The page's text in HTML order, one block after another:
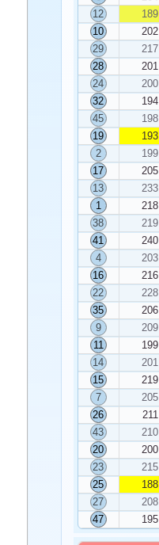
12
189
10
202
29
217
28
201
24
200
32
194
45
198
19
193
2
199
17
205
13
233
1
218
38
219
41
240
4
203
16
216
22
228
35
206
9
209
11
199
14
201
15
219
7
205
26
211
43
210
20
200
23
215
25
188
27
208
47
195